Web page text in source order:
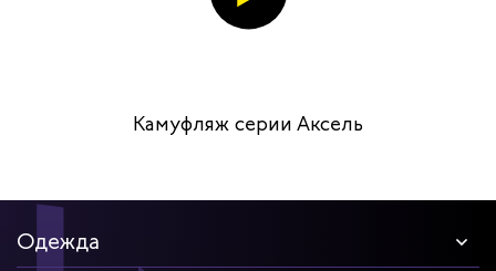
Камуфляж серии Аксель
Одежда